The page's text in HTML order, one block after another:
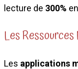
lecture de 300%
Les
Les applications